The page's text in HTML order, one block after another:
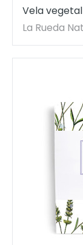
Vela
La Rueda